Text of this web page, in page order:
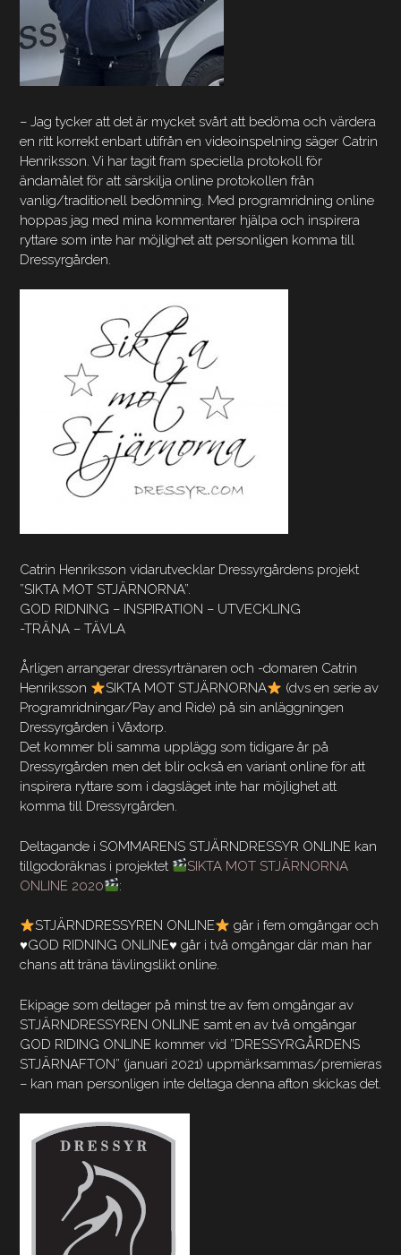
– Jag tycker att det är mycket svårt att bedöma och värdera
en ritt korrekt enbart utifrån en videoinspelning säger Catrin
Henriksson. Vi har tagit fram speciella protokoll för
ändamålet för att särskilja online protokollen från
vanlig/traditionell bedömning. Med programridning online
hoppas jag med mina kommentarer hjälpa och inspirera
ryttare som inte har möjlighet att personligen komma till
Dressyrgården.
Catrin Henriksson vidarutvecklar Dressyrgårdens projekt
”SIKTA MOT STJÄRNORNA”.
GOD RIDNING – INSPIRATION – UTVECKLING
-TRÄNA – TÄVLA
Årligen arrangerar dressyrtränaren och -domaren Catrin
Henriksson
SIKTA MOT STJÄRNORNA
(dvs en serie av
Programridningar/Pay and Ride) på sin anläggningen
Dressyrgården i Våxtorp.
Det kommer bli samma upplägg som tidigare år på
Dressyrgården men det blir också en variant online för att
inspirera ryttare som i dagsläget inte har möjlighet att
komma till Dressyrgården.
Deltagande i SOMMARENS STJÄRNDRESSYR ONLINE kan
tillgodoräknas i projektet
SIKTA MOT STJÄRNORNA
ONLINE 2020
:
STJÄRNDRESSYREN ONLINE
går i fem omgångar och
♥️GOD RIDNING ONLINE♥️ går i två omgångar där man har
chans att träna tävlingslikt online.
Ekipage som deltager på minst tre av fem omgångar av
STJÄRNDRESSYREN ONLINE samt en av två omgångar
GOD RIDING ONLINE kommer vid ”DRESSYRGÅRDENS
STJÄRNAFTON” (januari 2021) uppmärksammas/premieras
– kan man personligen inte deltaga denna afton skickas det.